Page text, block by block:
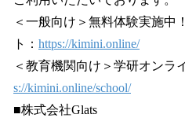
＜一般向け＞無料体験実施
ト： https://kimini.online/
＜教育機関向け＞学研オンラ
s://kimini.online/school/
■株式会社Glats